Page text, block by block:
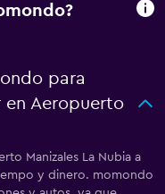
para
en Aeropuerto
Manizales La Nubia a
y dinero. momondo